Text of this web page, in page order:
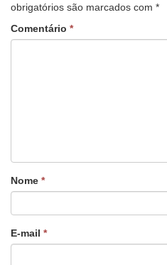
obrigatórios são marcados com *
Comentário *
Nome *
E-mail *